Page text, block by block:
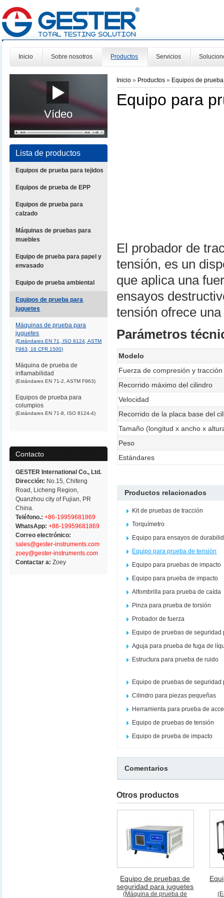
Inicio Sobre nosotros Productos Servicios
Vídeo
Lista de productos
Equipos de prueba para tejidos
Equipos de prueba de EPP
Equipos de prueba para
calzado
Máquinas de pruebas para
muebles
Equipo de prueba para papel y
envasado
Equipo de prueba ambiental
Equipos de prueba para
juguetes
Máquinas de prueba para
juguetes
(Estándares EN 71, ISO 8124, ASTM
F963, 16 CFR 1500)
Máquina de prueba de
inflamabilidad
(Estándares EN 71-2, ASTM F963)
Equipos de prueba para
columpios
(Estándares EN 71-8, ISO 8124-4)
Contacto
GESTER International Co., Ltd.
Dirección: No.15, Chifeng
Road, Licheng Region,
Quanzhou city of Fujian, PR
China.
Teléfono.: +86-19959681869
WhatsApp: +86-19959681869
Correo electrónico:
sales@gester-instruments.com
zoey@gester-instruments.com
Contactar a:Zoey
Inicio » Productos» Equipos de
Equipo para
El probador de
tensión, es un
que aplica una
ensayos
tensión ofrece
Parámetros
Modelo
Fuerza de compresión y
Recorrido máximo del cilindro
Velocidad
Recorrido de la placa base del
Tamaño (longitud x ancho x
Peso
Estándares
Productos relacionados
Kit de pruebas de tracción
Torquímetro
Equipo para ensayos de
Equipo para prueba de tensión
Equipo para pruebas de impacto
Equipo para prueba de impacto
Alfombrilla para prueba de caída
Pinza para prueba de torsión
Probador de fuerza
Equipo de pruebas de seguridad
Aguja para prueba de fuga de
Estructura para prueba de ruido
Equipo de pruebas de seguridad
Cilindro para piezas pequeñas
Herramienta para prueba de
Equipo de pruebas de tensión
Equipo de prueba de impacto
Comentarios
Otros productos
Equipo de pruebas de
seguridad para juguetes
(Máquina de prueba de